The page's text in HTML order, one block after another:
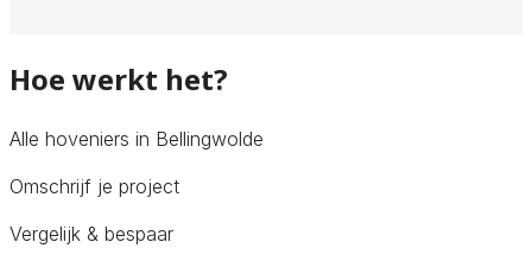
Hoe werkt het?
Alle hoveniers in Bellingwolde
Omschrijf je project
Vergelijk & bespaar